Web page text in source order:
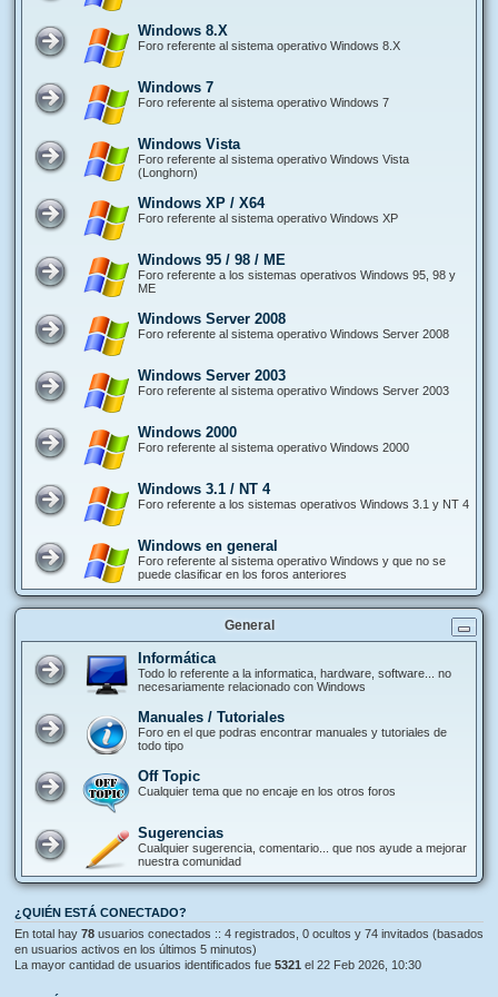
Windows 8.X
Foro referente al sistema operativo Windows 8.X
Windows 7
Foro referente al sistema operativo Windows 7
Windows Vista
Foro referente al sistema operativo Windows Vista
(Longhorn)
Windows XP / X64
Foro referente al sistema operativo Windows XP
Windows 95 / 98 / ME
Foro referente a los sistemas operativos Windows 95, 98 y
ME
Windows Server 2008
Foro referente al sistema operativo Windows Server 2008
Windows Server 2003
Foro referente al sistema operativo Windows Server 2003
Windows 2000
Foro referente al sistema operativo Windows 2000
Windows 3.1 / NT 4
Foro referente a los sistemas operativos Windows 3.1 y NT 4
Windows en general
Foro referente al sistema operativo Windows y que no se
puede clasificar en los foros anteriores
General
Informática
Todo lo referente a la informatica, hardware, software... no
necesariamente relacionado con Windows
Manuales / Tutoriales
Foro en el que podras encontrar manuales y tutoriales de
todo tipo
Off Topic
Cualquier tema que no encaje en los otros foros
Sugerencias
Cualquier sugerencia, comentario... que nos ayude a mejorar
nuestra comunidad
¿QUIÉN ESTÁ CONECTADO?
En total hay 78 usuarios conectados :: 4 registrados, 0 ocultos y 74 invitados (basados
en usuarios activos en los últimos 5 minutos)
La mayor cantidad de usuarios identificados fue 5321 el 22 Feb 2026, 10:30